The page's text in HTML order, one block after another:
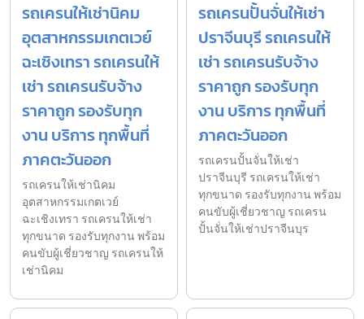
รถเครนให้เช่านิคม
อุตสาหกรรมเกตเวย์
ฉะเชิงเทรา รถเครนให้
เช่า รถเครนรับจ้าง
ราคาถูก รองรับทุก
งาน บริการ ทุกพื้นที่
ภาคตะวันออก
รถเครนให้เช่านิคม
อุตสาหกรรมเกตเวย์
ฉะเชิงเทรา รถเครนให้เช่า
ทุกขนาด รองรับทุกงาน พร้อม
คนขับผู้เชี่ยวชาญ รถเครนให้
เช่านิคม
รถเครนปั้นจั่นให้เช่า
ปราจีนบุรี รถเครนให้
เช่า รถเครนรับจ้าง
ราคาถูก รองรับทุก
งาน บริการ ทุกพื้นที่
ภาคตะวันออก
รถเครนปั้นจั่นให้เช่า
ปราจีนบุรี รถเครนให้เช่า
ทุกขนาด รองรับทุกงาน พร้อม
คนขับผู้เชี่ยวชาญ รถเครน
ปั้นจั่นให้เช่าปราจีนบุร